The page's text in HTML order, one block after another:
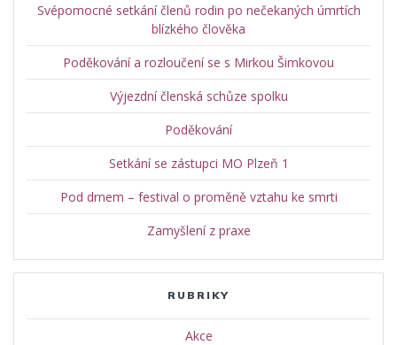
Svépomocné setkání členů rodin po nečekaných úmrtích
blízkého člověka
Poděkování a rozloučení se s Mirkou Šimkovou
Výjezdní členská schůze spolku
Poděkování
Setkání se zástupci MO Plzeň 1
Pod drnem – festival o proměně vztahu ke smrti
Zamyšlení z praxe
RUBRIKY
Akce